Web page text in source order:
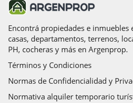
Encontrá propiedades e inmuebles
casas, departamentos, terrenos,
PH, cocheras y más en Argenprop.
Términos y Condiciones
Normas de Confidencialidad y
Normativa alquiler temporario